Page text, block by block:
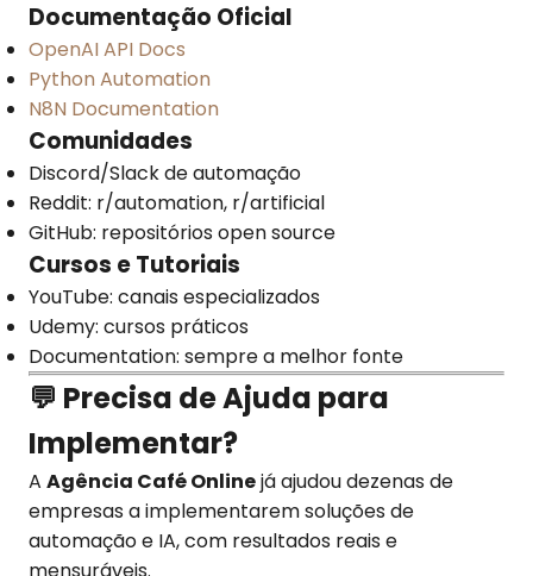
Documentação Oficial
OpenAI API Docs
Python Automation
N8N Documentation
Comunidades
Discord/Slack de automação
Reddit: r/automation, r/artificial
GitHub: repositórios open source
Cursos e Tutoriais
YouTube: canais especializados
Udemy: cursos práticos
Documentation: sempre a melhor fonte
💬 Precisa de Ajuda para
Implementar?
A Agência Café Onlinejá ajudou dezenas de
empresas a implementarem soluções de
automação e IA, com resultados reais e